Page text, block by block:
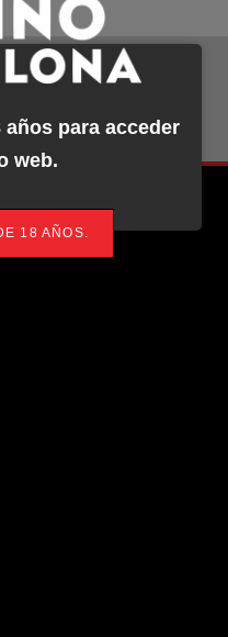
años para acceder
web.
18 AÑOS.